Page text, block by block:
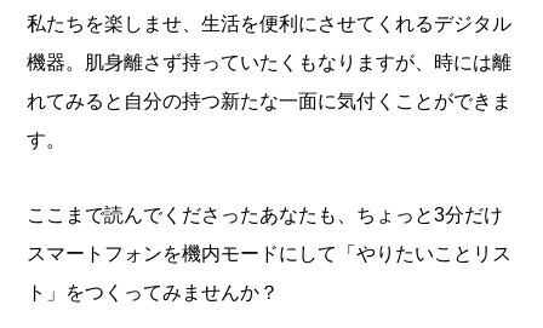
私たちを楽しませ、生活を便利にさせてくれるデジタル
機器。肌身離さず持っていたくもなりますが、時には離
れてみると自分の持つ新たな一面に気付くことができま
す。
ここまで読んでくださったあなたも、ちょっと3分だけ
スマートフォンを機内モードにして「やりたいことリス
ト」をつくってみませんか？